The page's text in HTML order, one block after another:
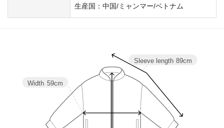
生産国：中国/ミャンマー/ベトナム
Sleeve length 89cm
Width 59cm